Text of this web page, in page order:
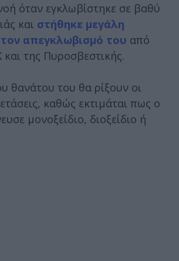
όταν εγκλωβίστηκε σε βαθύ
και στήθηκε μεγάλη
τον απεγκλωβισμό του από
της Πυροσβεστικής.
θανάτου του θα ρίξουν οι
καθώς εκτιμάται πως ο
μονοξείδιο, διοξείδιο ή